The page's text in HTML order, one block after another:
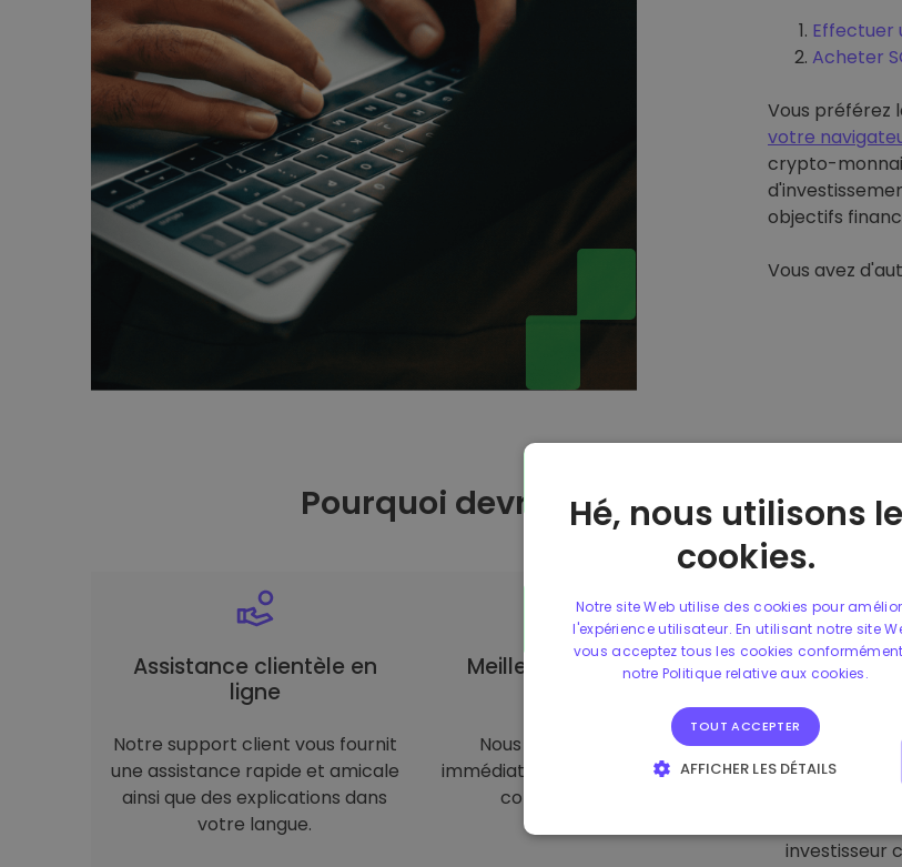
Effectuer
Acheter
Vous préférez
votre
crypto-
objectifs
Vous avez
Pourquoi devrais-je acheter du
Assistance clientèle en
ligne
Notre support client vous fournit
une assistance rapide et amicale
ainsi que des explications dans
votre langue.
Meilleure sélection de
Nous proposons l’achat
immédiat de jetons populaires, y
compris du Solana.
Convient
Nous
simplicité
maîtrisiez
plateforme
investisseur
Hé, nous utilisons
cookies.
Notre site Web utilise des cookies pour
l'expérience utilisateur. En utilisant notre site
vous acceptez tous les cookies
notre Politique relative aux cookies.
TOUT ACCEPTER
AFFICHER LES DÉTAILS
FONCTIONNALITÉ